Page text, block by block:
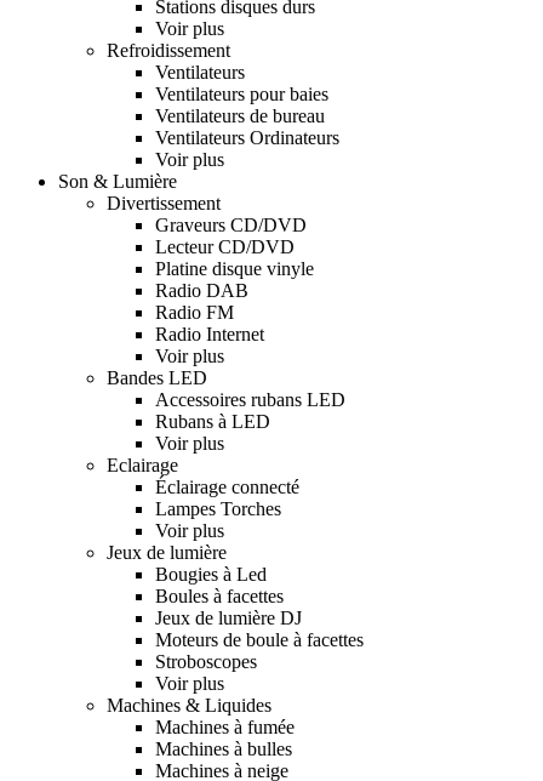
Stations disques durs
Voir plus
Refroidissement
Ventilateurs
Ventilateurs pour baies
Ventilateurs de bureau
Ventilateurs Ordinateurs
Voir plus
Son & Lumière
Divertissement
Graveurs CD/DVD
Lecteur CD/DVD
Platine disque vinyle
Radio DAB
Radio FM
Radio Internet
Voir plus
Bandes LED
Accessoires rubans LED
Rubans à LED
Voir plus
Eclairage
Éclairage connecté
Lampes Torches
Voir plus
Jeux de lumière
Bougies à Led
Boules à facettes
Jeux de lumière DJ
Moteurs de boule à facettes
Stroboscopes
Voir plus
Machines & Liquides
Machines à fumée
Machines à bulles
Machines à neige